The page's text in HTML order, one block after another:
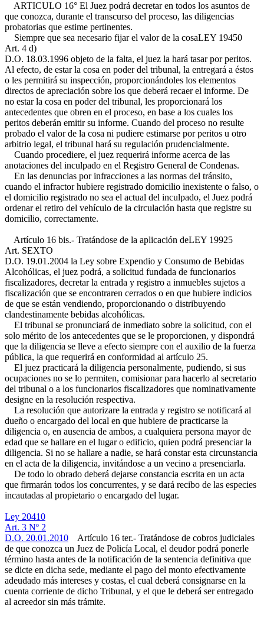
ARTICULO 16° El Juez podrá decretar en todos los asuntos de
que conozca, durante el transcurso del proceso, las diligencias
probatorias que estime pertinentes.
Siempre que sea necesario fijar el valor de la cosaLEY 19450
Art. 4 d)
D.O. 18.03.1996 objeto de la falta, el juez la hará tasar por peritos.
Al efecto, de estar la cosa en poder del tribunal, la entregará a éstos
o les permitirá su inspección, proporcionándoles los elementos
directos de apreciación sobre los que deberá recaer el informe. De
no estar la cosa en poder del tribunal, les proporcionará los
antecedentes que obren en el proceso, en base a los cuales los
peritos deberán emitir su informe. Cuando del proceso no resulte
probado el valor de la cosa ni pudiere estimarse por peritos u otro
arbitrio legal, el tribunal hará su regulación prudencialmente.
Cuando procediere, el juez requerirá informe acerca de las
anotaciones del inculpado en el Registro General de Condenas.
En las denuncias por infracciones a las normas del tránsito,
cuando el infractor hubiere registrado domicilio inexistente o falso, o
el domicilio registrado no sea el actual del inculpado, el Juez podrá
ordenar el retiro del vehículo de la circulación hasta que registre su
domicilio, correctamente.
Artículo 16 bis.- Tratándose de la aplicación deLEY 19925
Art. SEXTO
D.O. 19.01.2004 la Ley sobre Expendio y Consumo de Bebidas
Alcohólicas, el juez podrá, a solicitud fundada de funcionarios
fiscalizadores, decretar la entrada y registro a inmuebles sujetos a
fiscalización que se encontraren cerrados o en que hubiere indicios
de que se están vendiendo, proporcionando o distribuyendo
clandestinamente bebidas alcohólicas.
El tribunal se pronunciará de inmediato sobre la solicitud, con el
solo mérito de los antecedentes que se le proporcionen, y dispondrá
que la diligencia se lleve a efecto siempre con el auxilio de la fuerza
pública, la que requerirá en conformidad al artículo 25.
El juez practicará la diligencia personalmente, pudiendo, si sus
ocupaciones no se lo permiten, comisionar para hacerlo al secretario
del tribunal o a los funcionarios fiscalizadores que nominativamente
designe en la resolución respectiva.
La resolución que autorizare la entrada y registro se notificará al
dueño o encargado del local en que hubiere de practicarse la
diligencia o, en ausencia de ambos, a cualquiera persona mayor de
edad que se hallare en el lugar o edificio, quien podrá presenciar la
diligencia. Si no se hallare a nadie, se hará constar esta circunstancia
en el acta de la diligencia, invitándose a un vecino a presenciarla.
De todo lo obrado deberá dejarse constancia escrita en un acta
que firmarán todos los concurrentes, y se dará recibo de las especies
incautadas al propietario o encargado del lugar.
Ley 20410
Art. 3 Nº 2
D.O. 20.01.2010 Artículo 16 ter.- Tratándose de cobros judiciales
de que conozca un Juez de Policía Local, el deudor podrá ponerle
término hasta antes de la notificación de la sentencia definitiva que
se dicte en dicha sede, mediante el pago del monto efectivamente
adeudado más intereses y costas, el cual deberá consignarse en la
cuenta corriente de dicho Tribunal, y el que le deberá ser entregado
al acreedor sin más trámite.